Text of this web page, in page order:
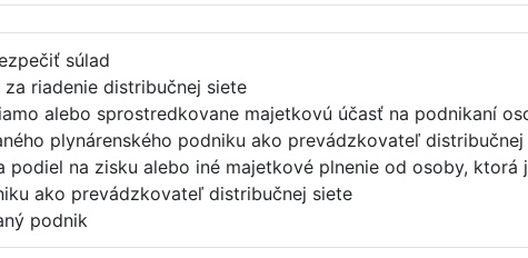
súlad
riadenie distribučnej siete
alebo sprostredkovane majetkovú účasť na podnikaní
plynárenského podniku ako prevádzkovateľ distribučnej
podiel na zisku alebo iné majetkové plnenie od osoby,
ako prevádzkovateľ distribučnej siete
podnik